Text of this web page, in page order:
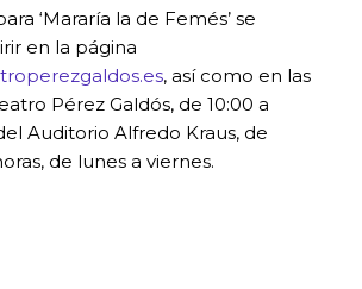
‘Mararía la de Femés’ se
en la página
, así como en las
Pérez Galdós, de 10:00 a
Auditorio Alfredo Kraus, de
de lunes a viernes.